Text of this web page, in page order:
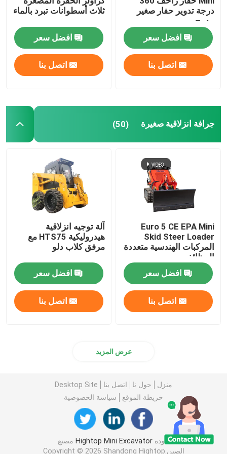
حفارة هيدروليكية صغيرة
حفارة مجنزرة صغيرة
جرافة صغيرة
شاحنة قلابة صغيرة مجنزرة
آلة رغوة رذاذ البولي يوريثين
آلة رش البوليوريا
البوليوريا الكيميائية
آلة كنس الشوارع
ملحقات معدات البناء
مادة البولي يوريثين الكيميائية
درجة تدوير حفار صغير
مدمج
افضل سعر
اتصل بنا
ثلاث أسطوانات تبرد بالماء
افضل سعر
اتصل بنا
جرافة انزلاقية صغيرة (50)
Euro 5 CE EPA Mini
Skid Steer Loader
المركبات الهندسية متعددة
الوظائف
افضل سعر
اتصل بنا
آلة توجيه انزلاقية
هيدروليكية HTS75 مع
مرفق كلاب دلو
افضل سعر
اتصل بنا
عرض المزيد
منزل حول نا اتصل بنا
Desktop Site
خريطة الموقع
سياسة الخصوصية
جودة Hightop Mini Excavator مصنع
الصين.Copyright © 2026 Shandong Hightop